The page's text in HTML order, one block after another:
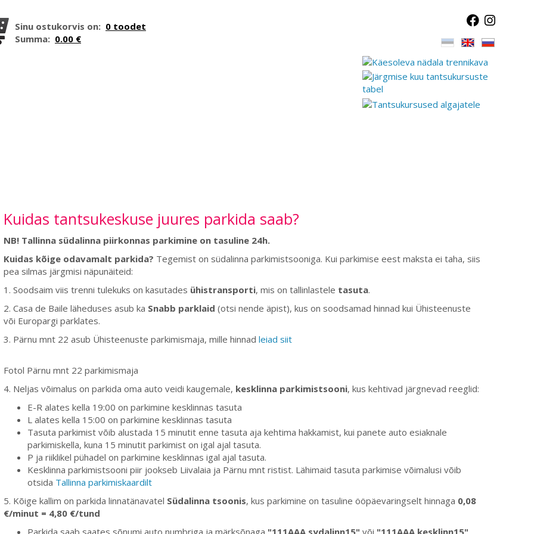
Sinu ostukorvis on: 0 toodet
Summa: 0.00 €
Kuidas tantsukeskuse juures parkida saab?
NB! Tallinna südalinna piirkonnas parkimine on tasuline 24h.
Kuidas kõige odavamalt parkida? Tegemist on südalinna parkimistsooniga. Kui parkimise eest maksta ei taha, siis
pea silmas järgmisi näpunäiteid:
1. Soodsaim viis trenni tulekuks on kasutades ühistransporti, mis on tallinlastele tasuta.
2. Casa de Baile läheduses asub ka Snabb parklaid (otsi nende äpist), kus on soodsamad hinnad kui Ühisteenuste
või Europargi parklates.
3. Pärnu mnt 22 asub Ühisteenuste parkimismaja, mille hinnad leiad siit
Fotol Pärnu mnt 22 parkimismaja
4. Neljas võimalus on parkida oma auto veidi kaugemale, kesklinna parkimistsooni, kus kehtivad järgnevad reeglid:
E-R alates kella 19:00 on parkimine kesklinnas tasuta
L alates kella 15:00 on parkimine kesklinnas tasuta
Tasuta parkimist võib alustada 15 minutit enne tasuta aja kehtima hakkamist, kui panete auto esiaknale
parkimiskella, kuna 15 minutit parkimist on igal ajal tasuta.
P ja riiklikel pühadel on parkimine kesklinnas igal ajal tasuta.
Kesklinna parkimistsooni piir jookseb Liivalaia ja Pärnu mnt ristist. Lähimaid tasuta parkimise võimalusi võib
otsida Tallinna parkimiskaardilt
5. Kõige kallim on parkida linnatänavatel Südalinna tsoonis, kus parkimine on tasuline ööpäevaringselt hinnaga 0,08
€/minut = 4,80 €/tund
Parkida saab saates sõnumi auto numbriga ja märksõnaga "111AAA sydalinn15" või "111AAA kesklinn15"